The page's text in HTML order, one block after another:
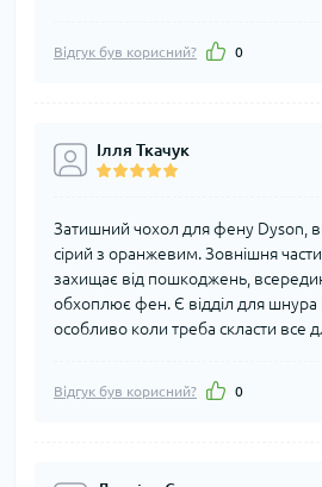
Відгук був корисний? 0
Ілля Ткачук
Затишний чохол для фену Dyson,
сірий з оранжевим. Зовнішня
захищає від пошкоджень,
обхоплює фен. Є відділ для шнура
особливо коли треба скласти все
Відгук був корисний? 0